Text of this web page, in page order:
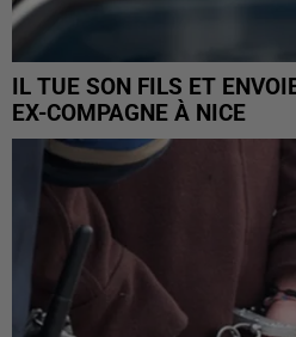
IL TUE SON FILS ET
EX-COMPAGNE À NICE